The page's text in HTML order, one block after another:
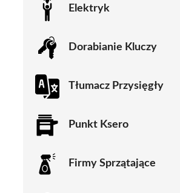
Elektryk
Dorabianie Kluczy
Tłumacz Przysięgły
Punkt Ksero
Firmy Sprzątające